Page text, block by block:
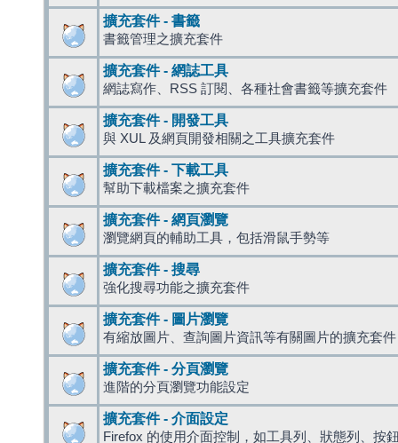
擴充套件 - 書籤
書籤管理之擴充套件
擴充套件 - 網誌工具
網誌寫作、RSS 訂閱、各種社會書籤等擴充套件
擴充套件 - 開發工具
與 XUL 及網頁開發相關之工具擴充套件
擴充套件 - 下載工具
幫助下載檔案之擴充套件
擴充套件 - 網頁瀏覽
瀏覽網頁的輔助工具，包括滑鼠手勢等
擴充套件 - 搜尋
強化搜尋功能之擴充套件
擴充套件 - 圖片瀏覽
有縮放圖片、查詢圖片資訊等有關圖片的擴充套件
擴充套件 - 分頁瀏覽
進階的分頁瀏覽功能設定
擴充套件 - 介面設定
Firefox 的使用介面控制，如工具列、狀態列、按